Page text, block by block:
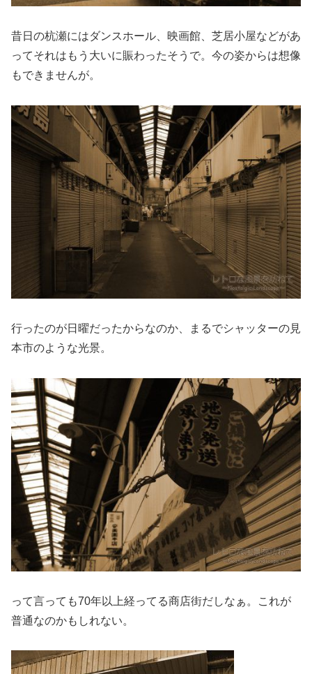
昔日の杭瀬にはダンスホール、映画館、芝居小屋などがあ
ってそれはもう大いに賑わったそうで。今の姿からは想像
もできませんが。
行ったのが日曜だったからなのか、まるでシャッターの見
本市のような光景。
って言っても70年以上経ってる商店街だしなぁ。これが
普通なのかもしれない。